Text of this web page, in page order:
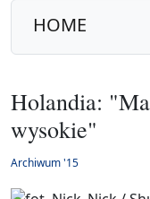
HOME
Holandia:
wysokie"
Archiwum '15